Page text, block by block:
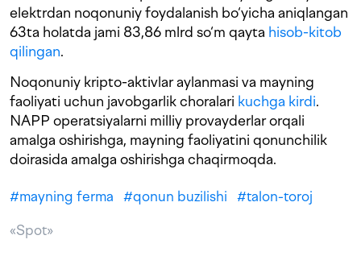
elektrdan noqonuniy foydalanish bo‘yicha aniqlangan
63ta holatda jami 83,86 mlrd so‘m qayta hisob-kitob
qilingan.
Noqonuniy kripto-aktivlar aylanmasi va mayning
faoliyati uchun javobgarlik choralari kuchga kirdi.
NAPP operatsiyalarni milliy provayderlar orqali
amalga oshirishga, mayning faoliyatini qonunchilik
doirasida amalga oshirishga chaqirmoqda.
#mayning ferma #qonun buzilishi #talon-toroj
«Spot»